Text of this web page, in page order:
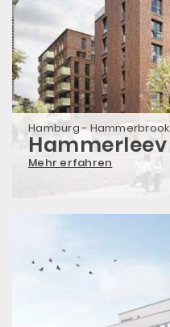
Hamburg - Hammerbrook
Hammerleev
Mehr erfahren